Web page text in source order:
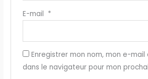
E-mail *
Enregistrer mon nom, mon e-
dans le navigateur pour mon